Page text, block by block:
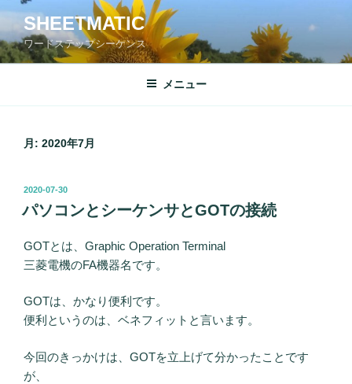
テ
ン
へ
SHEETMATIC
ワードステップシーケンス
メニュー
月: 2020年7月
投
日:
2020-07-30
パソコンとシーケンサとGOTの接続
GOTとは、Graphic Operation Terminal
三菱電機のFA機器名です。
GOTは、かなり便利です。
便利というのは、ベネフィットと言います。
今回のきっかけは、GOTを立上げて分かったことです
が、